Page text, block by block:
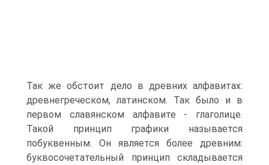
Так же обстоит дело в древних алфавитах:
древнегреческом, латинском. Так было и в
первом славянском алфавите - глаголице.
Такой принцип графики называется
побуквенным. Он является более древним:
буквосочетательный принцип складывается